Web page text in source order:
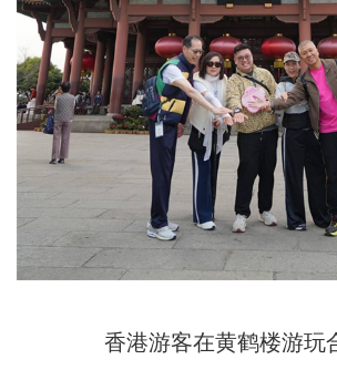
香港游客在黄鹤楼游玩